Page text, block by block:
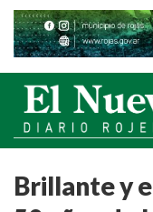
Brillante y